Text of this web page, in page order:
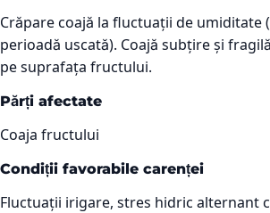
Crăpare coajă la fluctuații de umiditate
perioadă uscată). Coajă subțire și
pe suprafața fructului.
Părți afectate
Coaja fructului
Condiții favorabile carenței
Fluctuații irigare, stres hidric alternant